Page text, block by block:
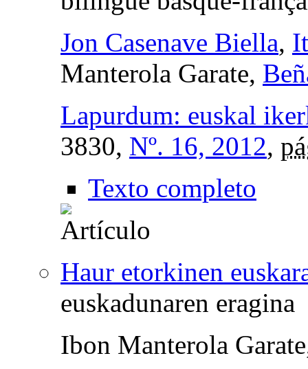
Jon Casenave Biella,
Manterola Garate,
Lapurdum: euskal
3830, Nº. 16, 2012,
Texto completo
Haur etorkinen
euskadunaren eragina
Ibon Manterola